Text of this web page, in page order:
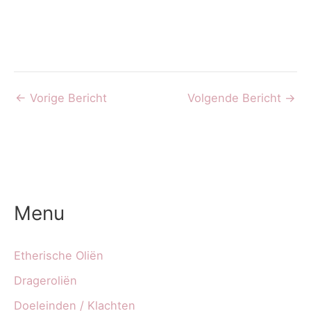
← Vorige Bericht Volgende Bericht →
Menu
Etherische Oliën
Drageroliën
Doeleinden / Klachten